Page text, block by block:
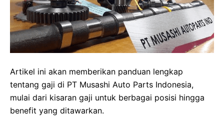
Artikel ini akan memberikan panduan lengkap
tentang gaji di PT Musashi Auto Parts Indonesia,
mulai dari kisaran gaji untuk berbagai posisi hingga
benefit yang ditawarkan.